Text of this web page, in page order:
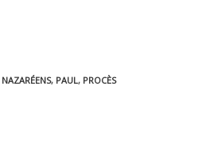
NAZARÉENS, PAUL, PROCÈS